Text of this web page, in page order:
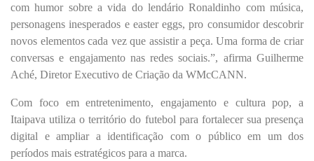
com humor sobre a vida do lendário Ronaldinho com música,
personagens inesperados e easter eggs, pro consumidor descobrir
novos elementos cada vez que assistir a peça. Uma forma de criar
conversas e engajamento nas redes sociais.”, afirma Guilherme
Aché, Diretor Executivo de Criação da WMcCANN.
Com foco em entretenimento, engajamento e cultura pop, a
Itaipava utiliza o território do futebol para fortalecer sua presença
digital e ampliar a identificação com o público em um dos
períodos mais estratégicos para a marca.